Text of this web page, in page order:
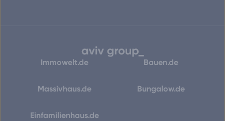
Immowelt.de Bauen.de
Massivhaus.de Bungalow.de
Einfamilienhaus.de